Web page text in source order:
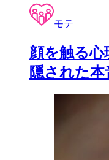
モテ
顔を触る心
隠された本